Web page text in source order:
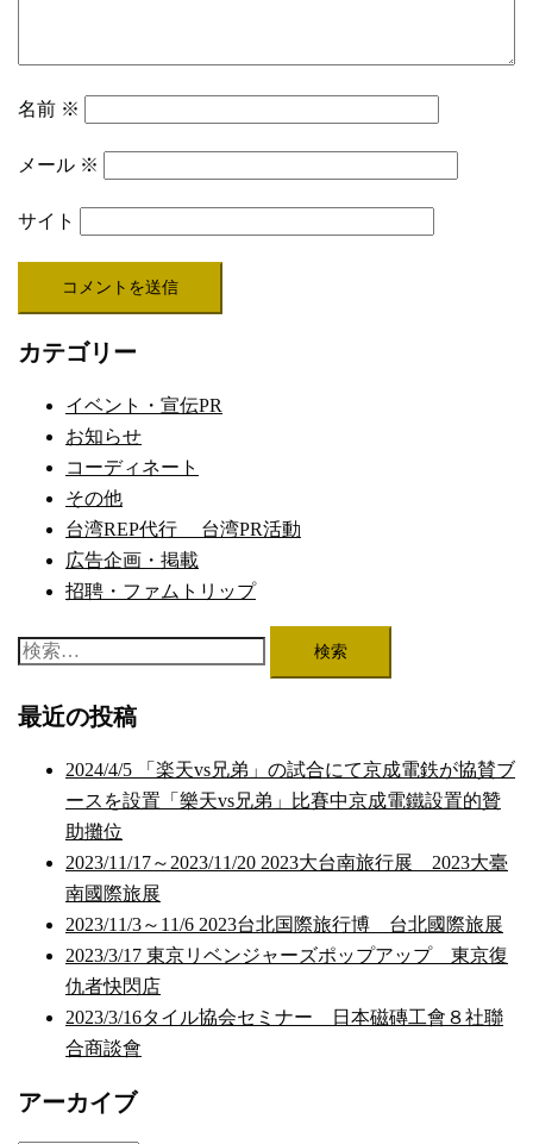
名前 ※
メール ※
サイト
カテゴリー
イベント・宣伝PR
お知らせ
コーディネート
その他
台湾REP代行 台湾PR活動
広告企画・掲載
招聘・ファムトリップ
検
最近の投稿
2024/4/5 「楽天vs兄弟」の試合にて京成電鉄が協賛ブ
ースを設置「樂天vs兄弟」比賽中京成電鐵設置的贊
助攤位
2023/11/17～2023/11/20 2023大台南旅行展 2023大臺
南國際旅展
2023/11/3～11/6 2023台北国際旅行博 台北國際旅展
2023/3/17 東京リベンジャーズポップアップ 東京復
仇者快閃店
2023/3/16タイル協会セミナー 日本磁磚工會８社聯
合商談會
アーカイブ